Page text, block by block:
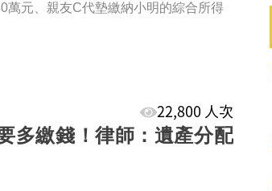
萬元、親友C代墊繳納小明的綜合所得
22,800 人次
多繳錢！律師：遺產分配